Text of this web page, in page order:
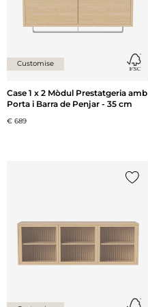
Customise
Case 1 x 2 Mòdul Prestatgeria amb
Porta i Barra de Penjar - 35 cm
€ 689